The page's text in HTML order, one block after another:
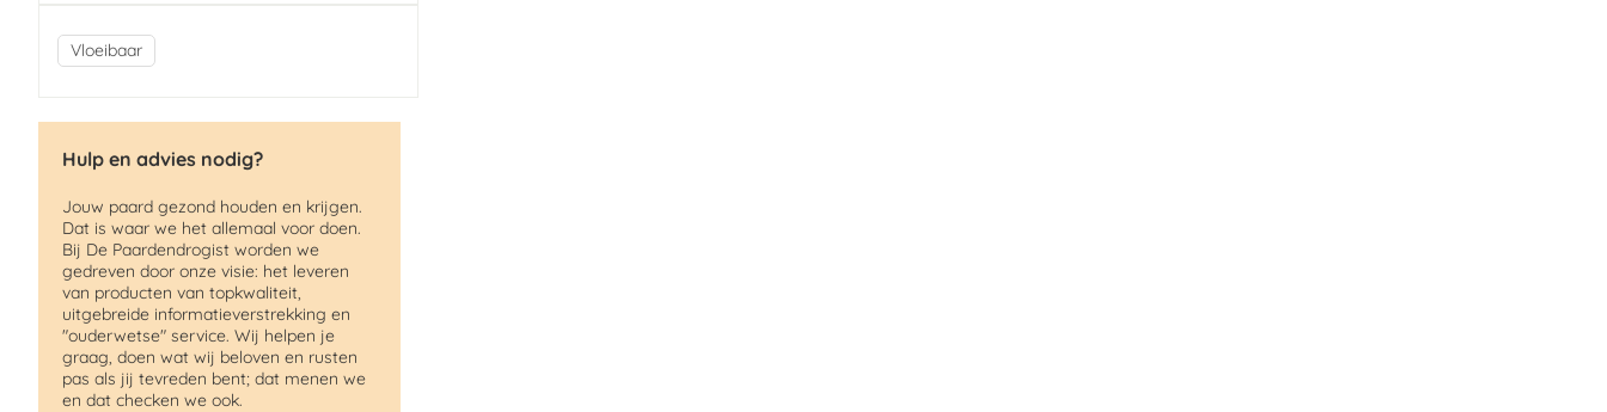
Vloeibaar
Hulp en advies nodig?
Jouw paard gezond houden en krijgen.
Dat is waar we het allemaal voor doen.
Bij De Paardendrogist worden we
gedreven door onze visie: het leveren
van producten van topkwaliteit,
uitgebreide informatieverstrekking en
"ouderwetse" service. Wij helpen je
graag, doen wat wij beloven en rusten
pas als jij tevreden bent; dat menen we
en dat checken we ook.